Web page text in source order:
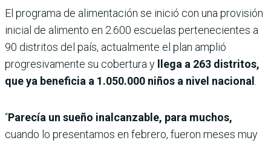
El programa de alimentación se inició con una provisión
inicial de alimento en 2.600 escuelas pertenecientes a
90 distritos del país, actualmente el plan amplió
progresivamente su cobertura y
llega a 263 distritos,
que ya beneficia a 1.050.000 niños a nivel nacional .
“Parecía un sueño inalcanzable, para muchos,
cuando lo presentamos en febrero, fueron meses muy